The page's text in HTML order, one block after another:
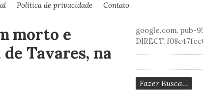
Politica de privacidade Contato
morto e
Tavares, na
google.com, pub-
DIRECT,
Fazer Busca...